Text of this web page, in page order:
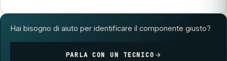
Hai bisogno di aiuto per identificare il componente giusto?
PARLA CON UN TECNICO